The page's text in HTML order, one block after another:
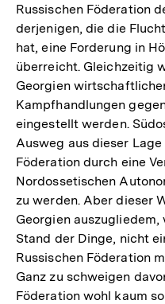
Russischen Föderation
derjenigen, die die
hat, eine Forderung in
überreicht. Gleichzeitig
Georgien
Kampfhandlungen
eingestellt werden.
Ausweg aus dieser
Föderation durch eine
Nordossetischen
zu werden. Aber dieser
Georgien
Stand der Dinge, nicht
Russischen Föderation
Ganz zu schweigen
Föderation wohl kaum